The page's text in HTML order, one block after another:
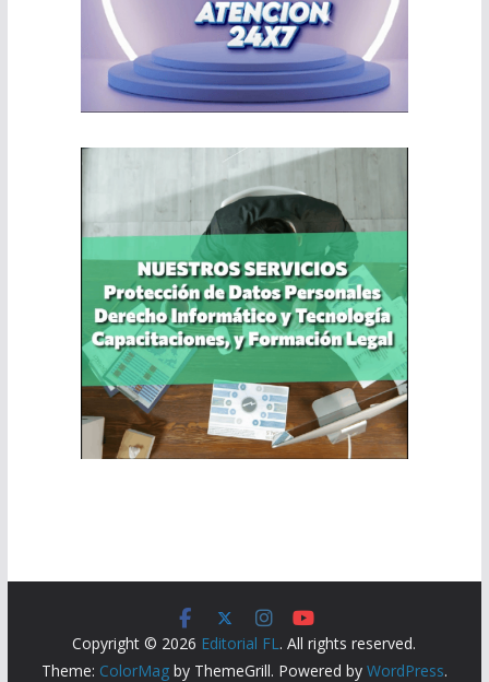
Copyright © 2026 Editorial FL. All rights reserved.
Theme: ColorMagby ThemeGrill. Powered by WordPress.